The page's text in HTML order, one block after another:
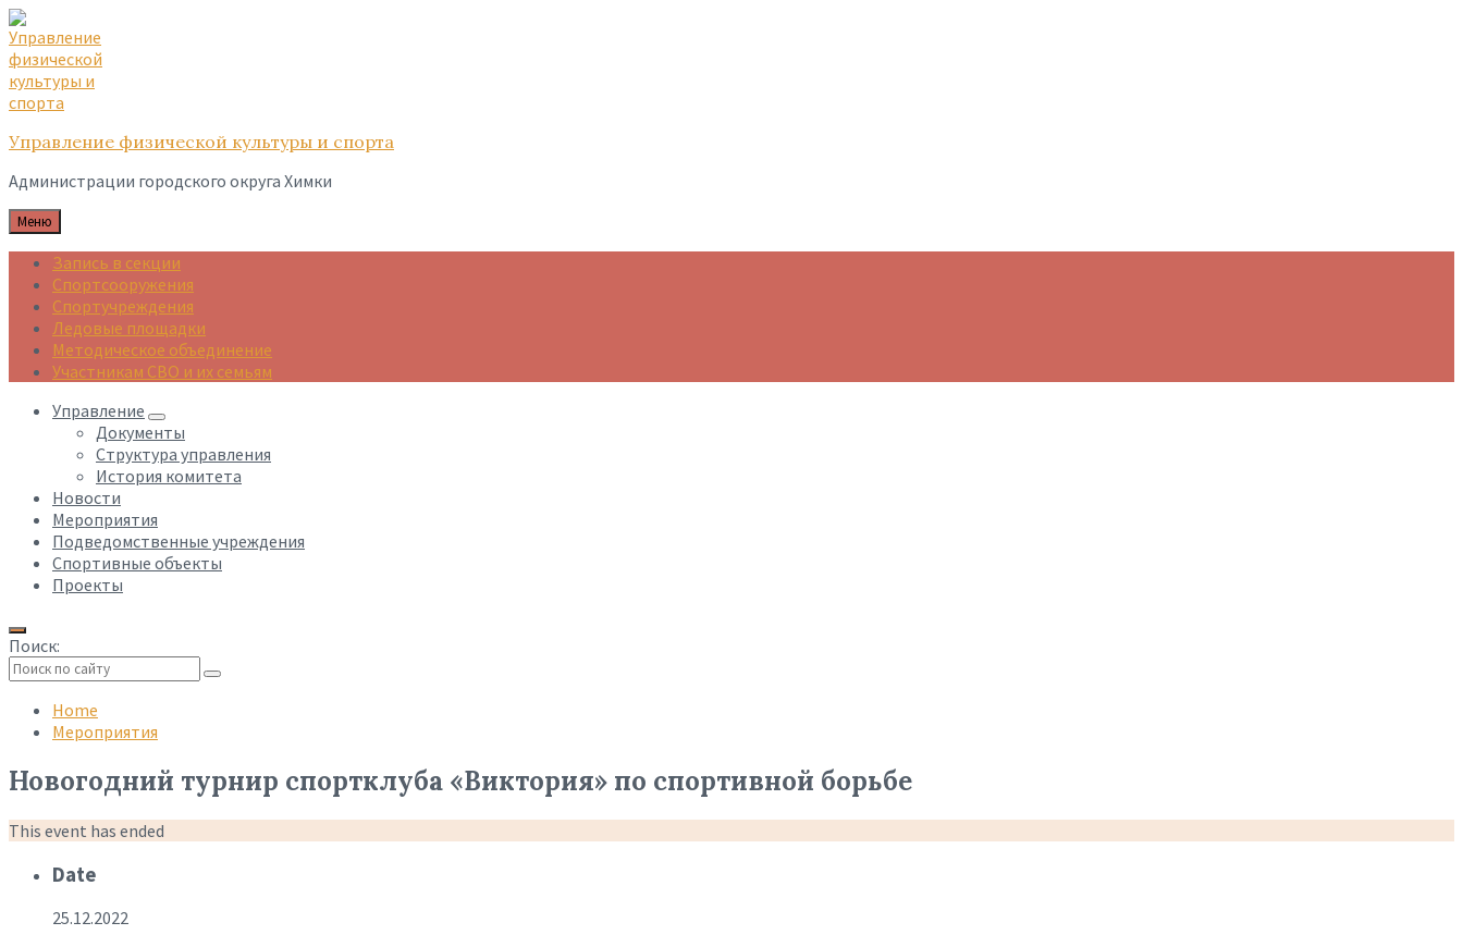
Skip
to
content
Skip
to
main
navigation
Skip
to
footer
Управление физической культуры и спорта
Администрации городского округа Химки
Меню
Запись в секции
Спортсооружения
Спортучреждения
Ледовые площадки
Методическое объединение
Участникам СВО и их семьям
Управление
Документы
Структура управления
История комитета
Новости
Мероприятия
Подведомственные учреждения
Спортивные объекты
Проекты
Поиск:
search
Home
Мероприятия
Новогодний турнир спортклуба «Виктория» по спортивной борьбе
This event has ended
Date
25.12.2022